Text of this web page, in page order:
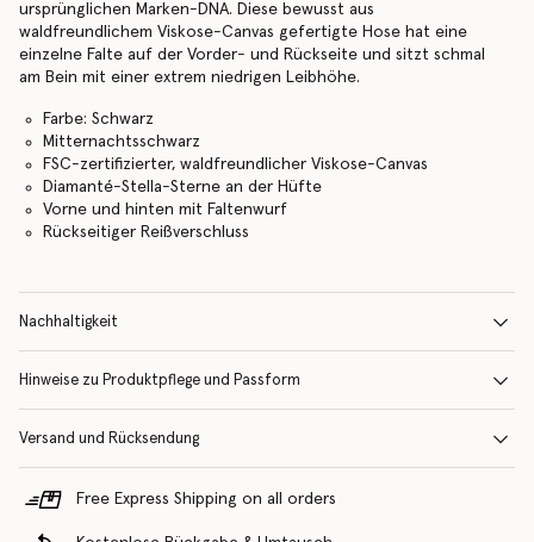
ursprünglichen Marken-DNA. Diese bewusst aus
waldfreundlichem Viskose-Canvas gefertigte Hose hat eine
einzelne Falte auf der Vorder- und Rückseite und sitzt schmal
am Bein mit einer extrem niedrigen Leibhöhe.
Farbe: Schwarz
Mitternachtsschwarz
FSC-zertifizierter, waldfreundlicher Viskose-Canvas
Diamanté-Stella-Sterne an der Hüfte
Vorne und hinten mit Faltenwurf
Rückseitiger Reißverschluss
Nachhaltigkeit
Hinweise zu Produktpflege und Passform
Versand und Rücksendung
Free Express Shipping on all orders